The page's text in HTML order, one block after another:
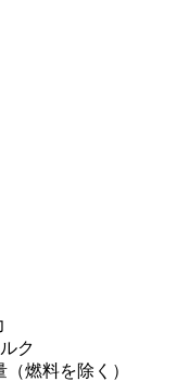
ク
燃料を除く）